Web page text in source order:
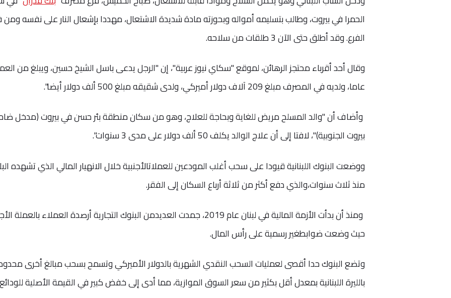
الحمرا في بيروت، وطالب بتسليمه أمواله وبحوزته مادة شديدة الاشتعال، مهددا بإشعال النار على نفسه
الفرع. وقد أطلق حتى الآن 3 طلقات من سلاحه.
عاما، ولديه في المصرف مبلغ 209 آلاف دولار أميركي، ولدى شقيقه مبلغ 500 ألف دولار أيضا".
وأضاف أن "والد المسلح مريض للغاية وبحاجة للعلاج، وهو من سكان منطقة بئر حسن في بيروت (مدخل
بيروت الجنوبية)"، لافتا إلى أن علاج الوالد يكلف 50 ألف دولار على مدى 3 سنوات".
ووضعت البنوك اللبنانية قيودا على سحب أغلب المودعين للعملاتالأجنبية خلال الانهيار المالي الذي تشهده
منذ ثلاث سنوات،والذي دفع أكثر من ثلاثة أرباع السكان إلى الفقر.
ومنذ أن بدأت الأزمة المالية في لبنان عام 2019، جمدت العديدمن البنوك التجارية أرصدة العملاء بالعملة
حيث وضعت ضوابطغير رسمية على رأس المال.
وتضع البنوك حدا أقصى لعمليات السحب النقدي الشهرية بالدولار الأميركي وتسمح بسحب مبالغ أخرى
بالليرة اللبنانية بمعدل أقل بكثير من سعر السوق الموازية، مما أدى إلى خفض كبير في القيمة الأصلية